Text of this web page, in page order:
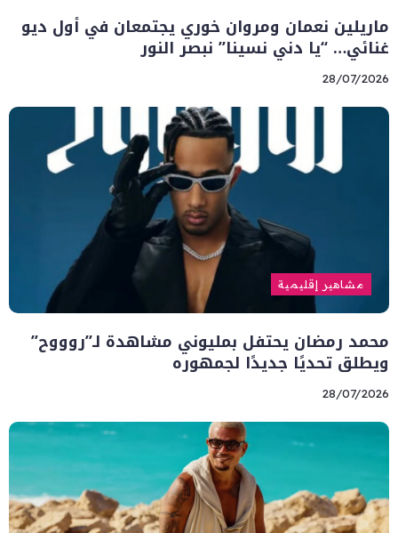
ماريلين نعمان ومروان خوري يجتمعان في أول ديو
غنائي… “يا دني نسينا” نبصر النور
28/07/2026
مشاهير إقليمية
محمد رمضان يحتفل بمليوني مشاهدة لـ”روووح”
ويطلق تحديًا جديدًا لجمهوره
28/07/2026